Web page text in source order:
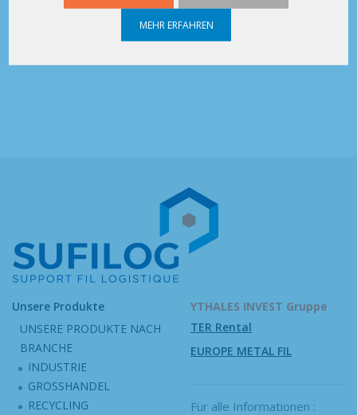
MEHR ERFAHREN
Unsere Produkte
UNSERE PRODUKTE NACH
BRANCHE
INDUSTRIE
GROSSHANDEL
RECYCLING
YTHALES INVEST Gruppe
TER Rental
EUROPE METAL FIL
Für alle Informationen :